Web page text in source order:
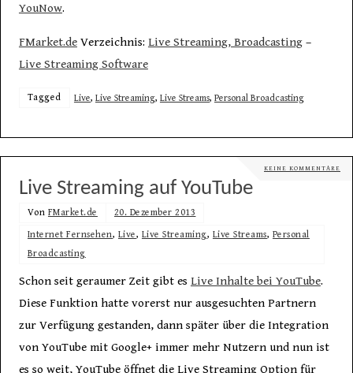
YouNow.
FMarket.deVerzeichnis: Live Streaming, Broadcasting–
Live Streaming Software
Tagged Live, Live Streaming, Live Streams, Personal Broadcasting
KEINE KOMMENTARE
Live Streaming auf YouTube
Von FMarket.de 20. Dezember 2013
Internet Fernsehen, Live, Live Streaming, Live Streams, Personal
Broadcasting
Schon seit geraumer Zeit gibt es Live Inhalte bei YouTube.
Diese Funktion hatte vorerst nur ausgesuchten Partnern
zur Verfügung gestanden, dann später über die Integration
von YouTube mit Google+ immer mehr Nutzern und nun ist
es so weit, YouTube öffnet die Live Streaming Option für